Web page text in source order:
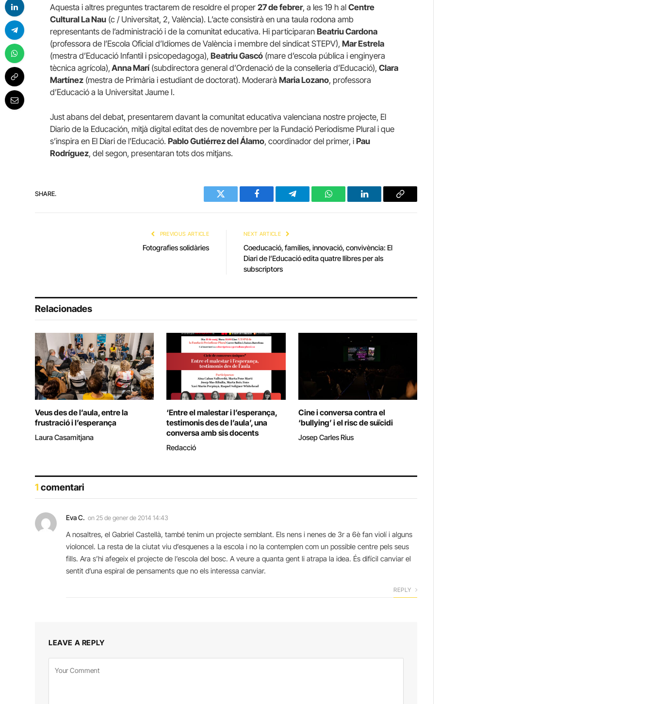
Aquesta i altres preguntes tractarem de resoldre el proper 27 de febrer, a les 19 h al Centre
Cultural La Nau (c / Universitat, 2, València). L’acte consistirà en una taula rodona amb
representants de l’administració i de la comunitat educativa. Hi participaran Beatriu Cardona
(professora de l’Escola Oficial d’Idiomes de València i membre del sindicat STEPV), Mar Estrela
(mestra d’Educació Infantil i psicopedagoga), Beatriu Gascó (mare d’escola pública i enginyera
tècnica agrícola), Anna Marí(subdirectora general d’Ordenació de la conselleria d’Educació), Clara
Martínez (mestra de Primària i estudiant de doctorat). Moderarà Maria Lozano, professora
d’Educació a la Universitat Jaume I.
Just abans del debat, presentarem davant la comunitat educativa valenciana nostre projecte, El
Diario de la Educación, mitjà digital editat des de novembre per la Fundació Periodisme Plural i que
s’inspira en El Diari de l’Educació. Pablo Gutiérrez del Álamo, coordinador del primer, i Pau
Rodríguez, del segon, presentaran tots dos mitjans.
SHARE.
Twitter Facebook Telegram WhatsAppLinkedIn Copy
PREVIOUS ARTICLE
Fotografies solidàries
NEXT ARTICLE
Coeducació, famílies, innovació, convivència: El
Diari de l’Educació edita quatre llibres per als
subscriptors
Relacionades
Veus des de l’aula, entre la
frustració i l’esperança
Laura Casamitjana
‘Entre el malestar i l’esperança,
testimonis des de l’aula’, una
conversa amb sis docents
Redacció
Cine i conversa contra el
‘bullying’ i el risc de suïcidi
Josep Carles Rius
1 comentari
Eva C. on 25 de gener de 2014 14:43
A nosaltres, el Gabriel Castellà, també tenim un projecte semblant. Els nens i nenes de 3r a 6è fan violí i alguns
violoncel. La resta de la ciutat viu d’esquenes a la escola i no la contemplen com un possible centre pels seus
fills. Ara s’hi afegeix el projecte de l’escola del bosc. A veure a quanta gent li atrapa la idea. És difícil canviar el
sentit d’una espiral de pensaments que no els interessa canviar.
REPLY
LEAVE A REPLY